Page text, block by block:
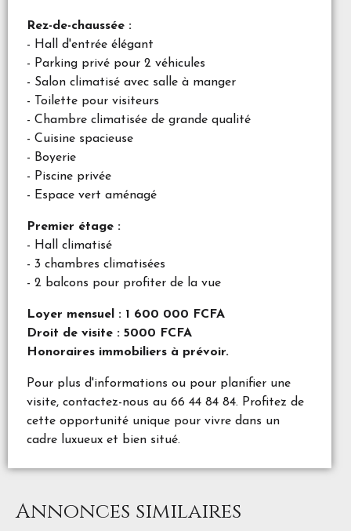
Rez-de-chaussée :
- Hall d'entrée élégant
- Parking privé pour 2 véhicules
- Salon climatisé avec salle à manger
- Toilette pour visiteurs
- Chambre climatisée de grande qualité
- Cuisine spacieuse
- Boyerie
- Piscine privée
- Espace vert aménagé
Premier étage :
- Hall climatisé
- 3 chambres climatisées
- 2 balcons pour profiter de la vue
Loyer mensuel : 1 600 000 FCFA
Droit de visite : 5000 FCFA
Honoraires immobiliers à prévoir.
Pour plus d'informations ou pour planifier une
visite, contactez-nous au 66 44 84 84. Profitez de
cette opportunité unique pour vivre dans un
cadre luxueux et bien situé.
Annonces similaires